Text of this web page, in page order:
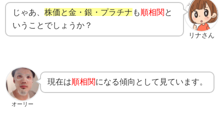
リナさん
じゃあ、 株価と金・銀・プラチナ も順相関 と
いうことでしょうか？
オーリー
現在は順相関になる傾向として見ています。